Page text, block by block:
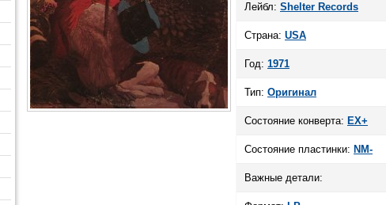
Лейбл: Shelter Records
Страна: USA
Год: 1971
Тип: Оригинал
Состояние конверта: EX+
Состояние пластинки: NM-
Важные детали: